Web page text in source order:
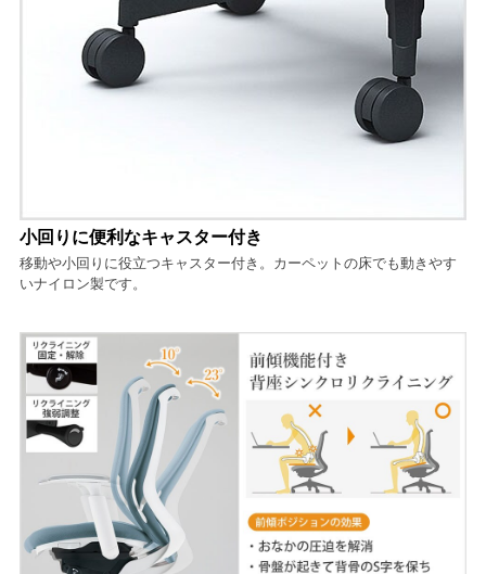
小回りに便利なキャスター付き
移動や小回りに役立つキャスター付き。カーペットの床でも動きやす
いナイロン製です。